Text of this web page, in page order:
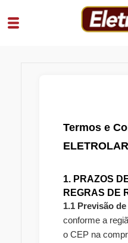
Termos e
1. PRAZOS
REGRAS DE
1.1 Previsão
conforme a
o CEP na